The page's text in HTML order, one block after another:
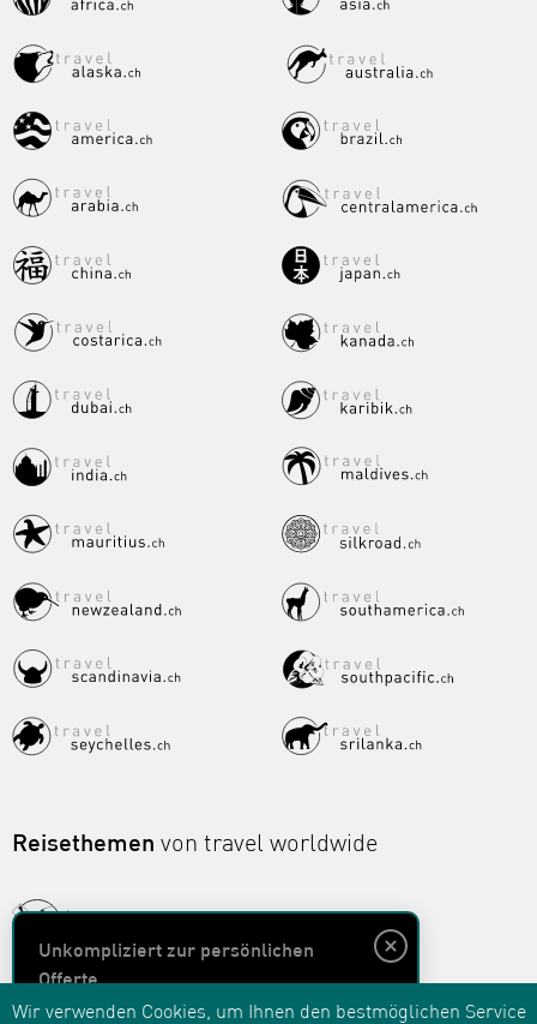
Reisethemen von travel worldwide
Wir verwenden Cookies, um Ihnen den bestmöglichen Service
Unkompliziert zur persönlichen
Offerte